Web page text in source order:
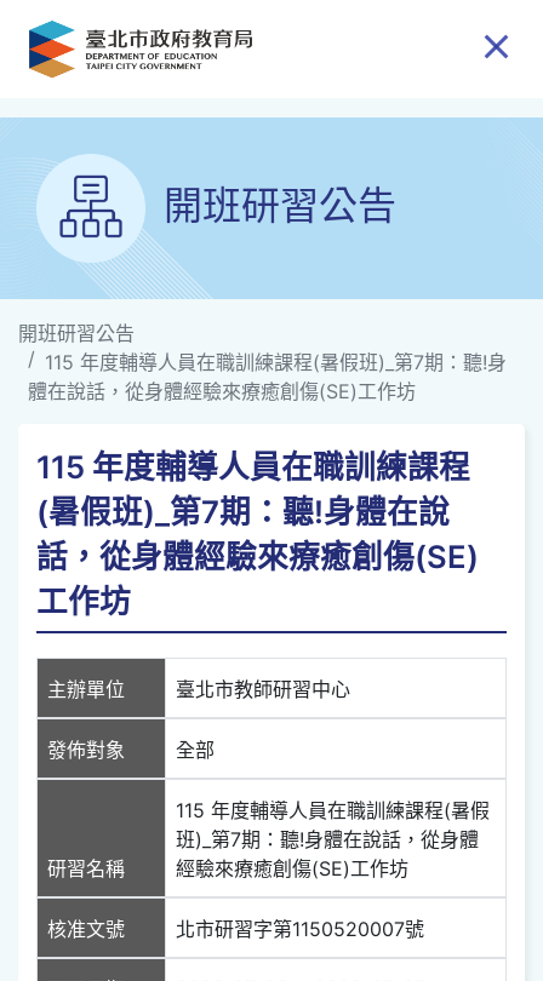
跳到主要內容
開班研習公告
開班研習公告
115 年度輔導人員在職訓練課程(暑假班)_第7期：聽!身
體在說話，從身體經驗來療癒創傷(SE)工作坊
115 年度輔導人員在職訓練課程
(暑假班)_第7期：聽!身體在說
話，從身體經驗來療癒創傷(SE)
工作坊
主辦單位 臺北市教師研習中心
發佈對象 全部
研習名稱
115 年度輔導人員在職訓練課程(暑假
班)_第7期：聽!身體在說話，從身體
經驗來療癒創傷(SE)工作坊
核准文號 北市研習字第1150520007號